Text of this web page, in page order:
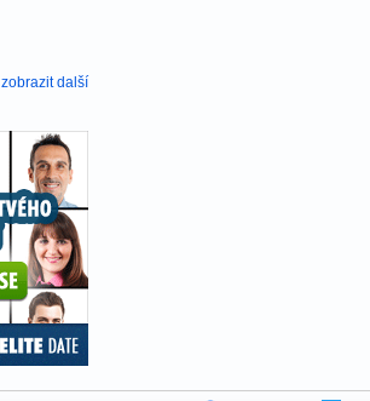
zobrazit další